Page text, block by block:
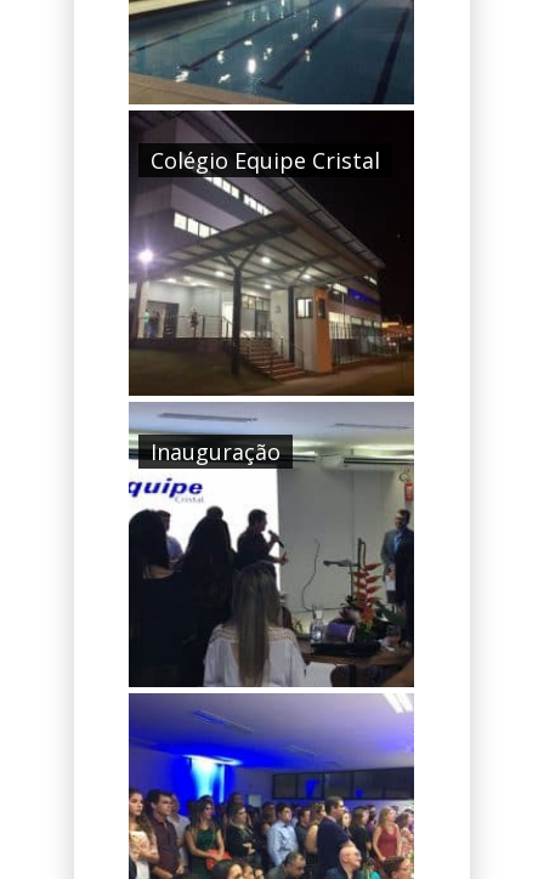
Colégio Equipe Cristal
Inauguração